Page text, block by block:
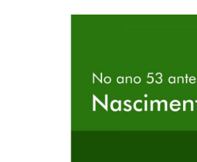
Em nome de Deus, o
relembramos o
Hussein Ibn Ali Ibn Abi